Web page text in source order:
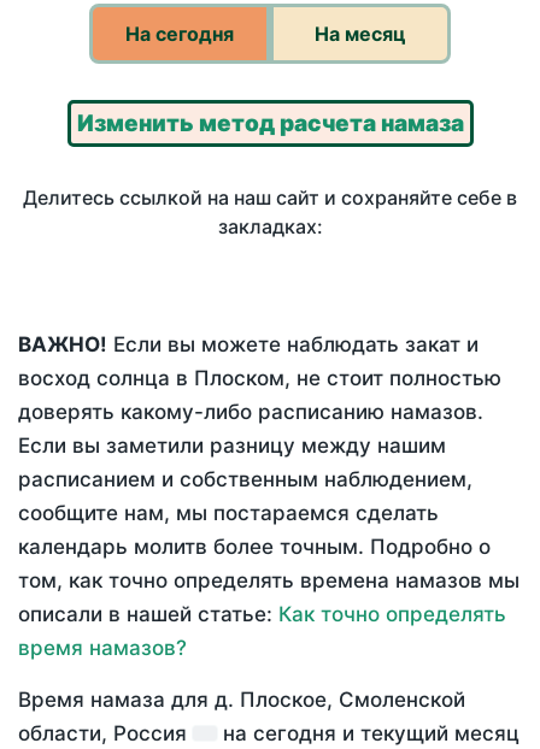
На сегодня На месяц
Изменить метод расчета намаза
Делитесь ссылкой на наш сайт и сохраняйте себе в
закладках:
ВАЖНО! Если вы можете наблюдать закат и
восход солнца в Плоском, не стоит полностью
доверять какому-либо расписанию намазов.
Если вы заметили разницу между нашим
расписанием и собственным наблюдением,
сообщите нам, мы постараемся сделать
календарь молитв более точным. Подробно о
том, как точно определять времена намазов мы
описали в нашей статье: Как точно определять
время намазов?
Время намаза для д. Плоское, Смоленской
области, Россия
на сегодня и текущий месяц